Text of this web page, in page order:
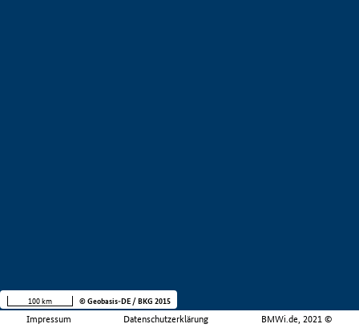
Impressum Datenschutzerklärung BMWi.de, 2021 ©
100 km © Geobasis-DE / BKG 2015